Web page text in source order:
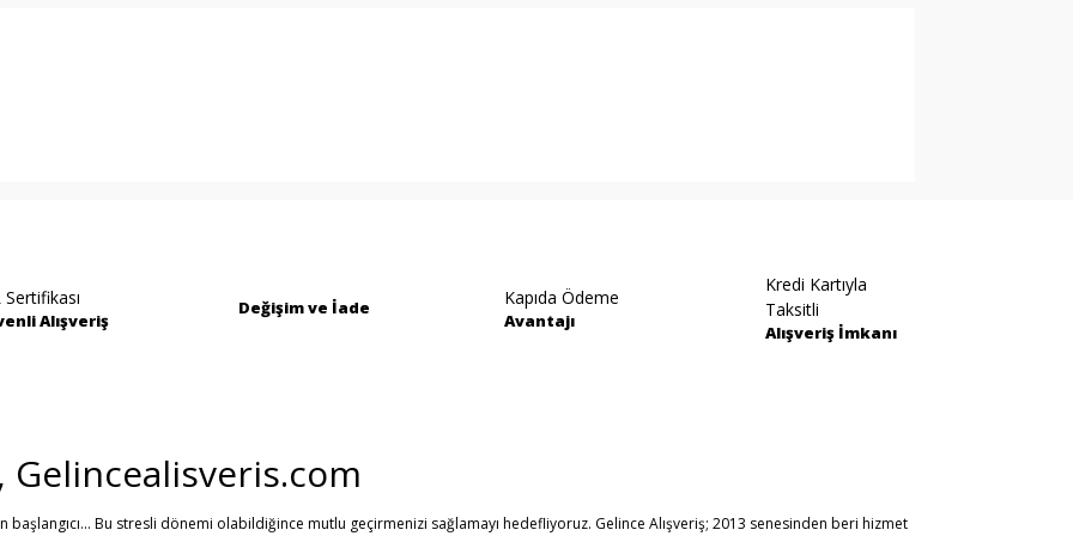
Sertifikası
Alışveriş
Değişim ve İade Kapıda Ödeme
Avantajı
Kredi Kartıyla
Taksitli
Alışveriş İmkanı
Gelincealisveris.com
başlangıcı... Bu stresli dönemi olabildiğince mutlu geçirmenizi sağlamayı hedefliyoruz. Gelince Alışveriş; 2013 senesinden beri hizmet